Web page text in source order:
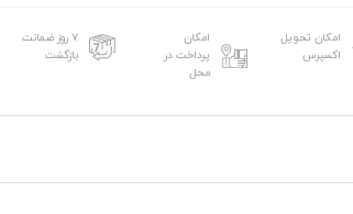
امکان تحویل
اکسپرس
امکان
پرداخت در
محل
۷ روز ضمانت
بازگشت